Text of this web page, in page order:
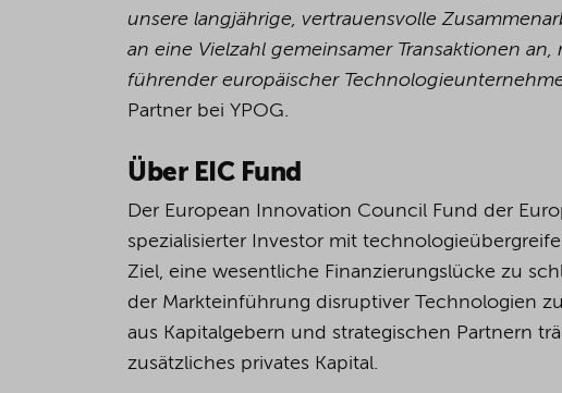
unsere langjährige, vertrauensvolle
an eine Vielzahl gemeinsamer Transaktionen
führender europäischer
Partner bei YPOG.
Über EIC Fund
Der European Innovation Council Fund der
spezialisierter Investor mit
Ziel, eine wesentliche Finanzierungslücke zu
der Markteinführung disruptiver Technologien
aus Kapitalgebern und strategischen Partnern
zusätzliches privates Kapital.